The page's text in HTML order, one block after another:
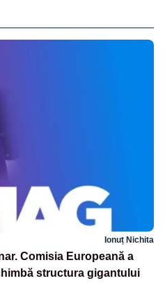
Ionuț Nichita
Comisia Europeană a
structura gigantului